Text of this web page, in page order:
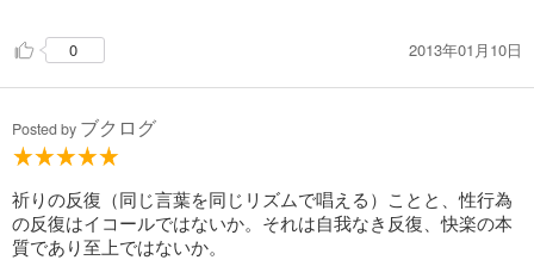
0 2013年01月10日
Posted by ブクログ
祈りの反復（同じ言葉を同じリズムで唱える）ことと、性行為
の反復はイコールではないか。それは自我なき反復、快楽の本
質であり至上ではないか。